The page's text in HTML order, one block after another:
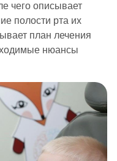
чего описывает
полости рта их
план лечения
нюансы